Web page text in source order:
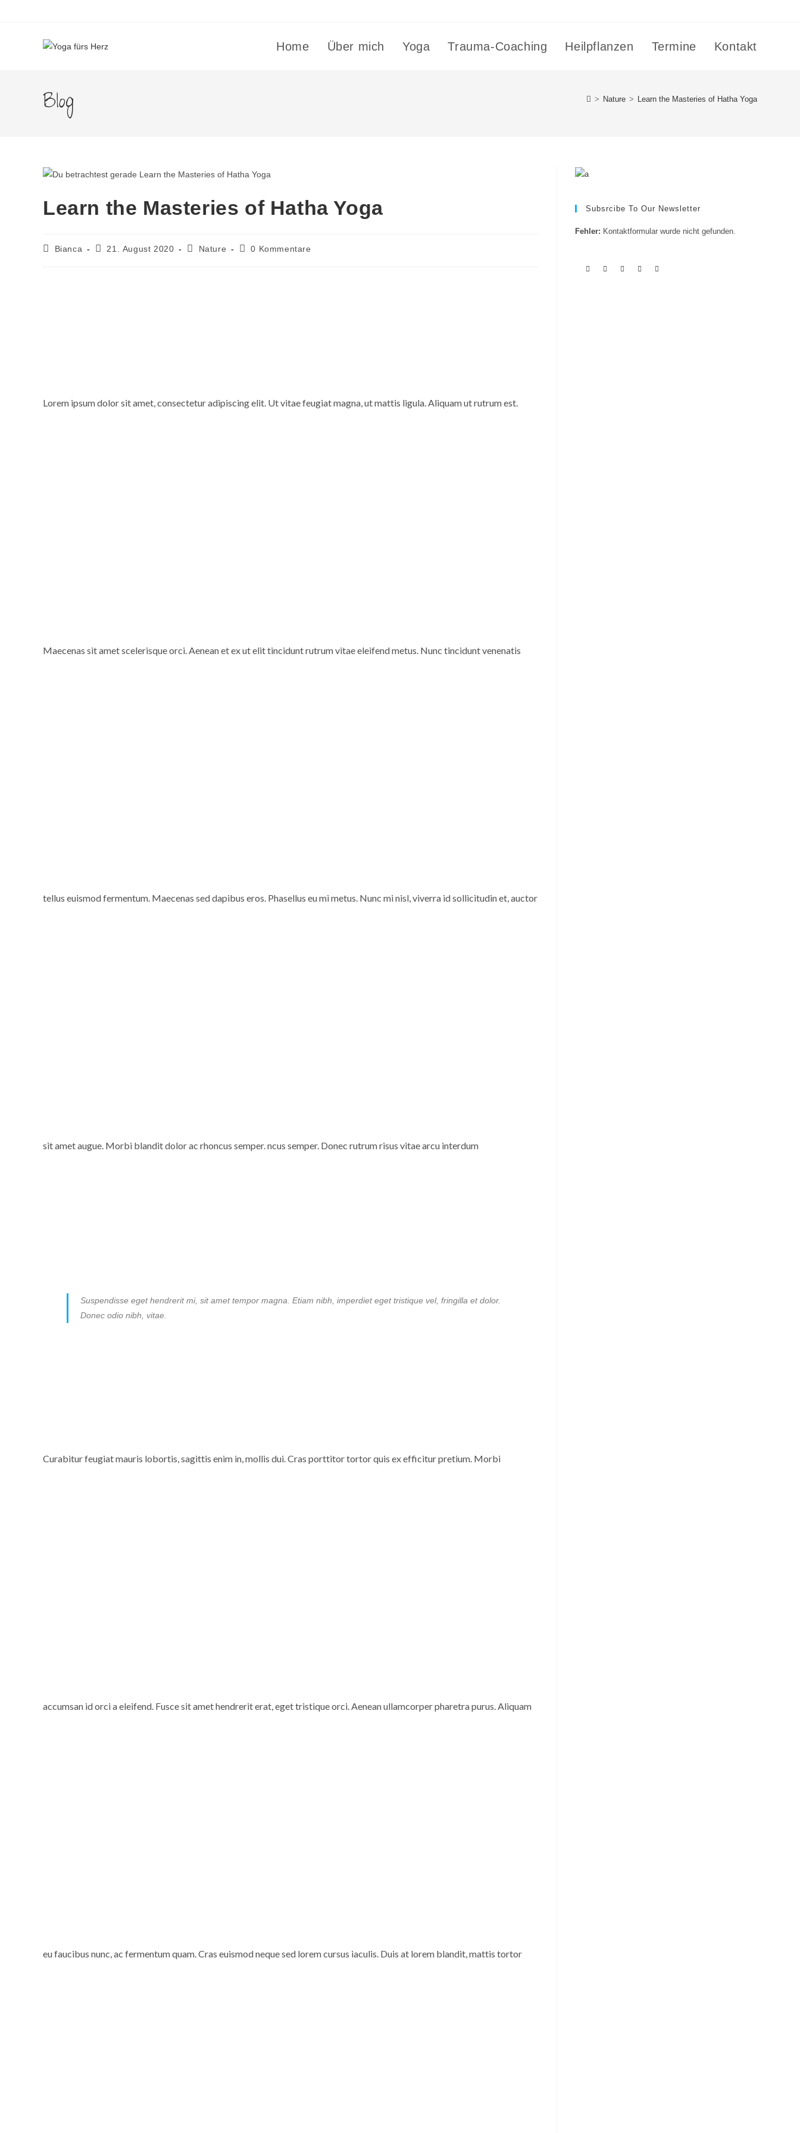
Home Über mich Yoga Trauma-Coaching Heilpflanzen Termine Kontakt
Blog > Nature > Learn the Masteries of Hatha Yoga
Learn the Masteries of Hatha Yoga
Bianca 21. August 2020 Nature 0 Kommentare
Lorem ipsum dolor sit amet, consectetur adipiscing elit. Ut vitae feugiat magna, ut mattis ligula. Aliquam ut rutrum est.
Maecenas sit amet scelerisque orci. Aenean et ex ut elit tincidunt rutrum vitae eleifend metus. Nunc tincidunt venenatis
tellus euismod fermentum. Maecenas sed dapibus eros. Phasellus eu mi metus. Nunc mi nisl, viverra id sollicitudin et, auctor
sit amet augue. Morbi blandit dolor ac rhoncus semper. ncus semper. Donec rutrum risus vitae arcu interdum
Suspendisse eget hendrerit mi, sit amet tempor magna. Etiam nibh, imperdiet eget tristique vel, fringilla et dolor.
Donec odio nibh, vitae.
Curabitur feugiat mauris lobortis, sagittis enim in, mollis dui. Cras porttitor tortor quis ex efficitur pretium. Morbi
accumsan id orci a eleifend. Fusce sit amet hendrerit erat, eget tristique orci. Aenean ullamcorper pharetra purus. Aliquam
eu faucibus nunc, ac fermentum quam. Cras euismod neque sed lorem cursus iaculis. Duis at lorem blandit, mattis tortor
Subsrcibe To Our Newsletter
Fehler: Kontaktformular wurde nicht gefunden.